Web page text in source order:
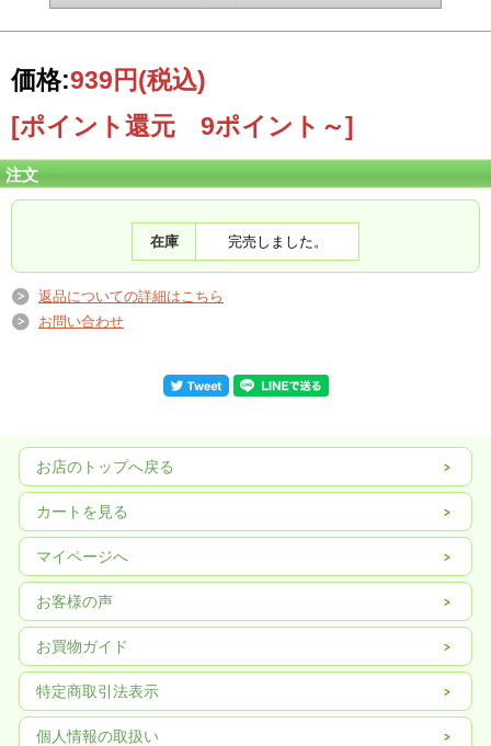
御殿場コシヒカリ厳選特Aとは、食味値などで4段階に区分した区分けの中で通常
場コシヒカリという通常栽培の御殿場コシヒカリの中ではより食味のいいコシヒ
カリになります。選び抜いたお米、御殿場コシヒカリ厳選特Aをぜひご賞味下さ
価格:939円(税込)
[ポイント還元 9ポイント～]
注文
在庫 完売しました。
返品についての詳細はこちら
お問い合わせ
お店のトップへ戻る
カートを見る
マイページへ
お客様の声
お買物ガイド
特定商取引法表示
個人情報の取扱い